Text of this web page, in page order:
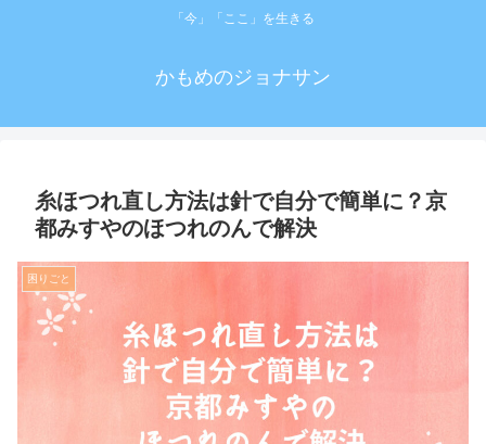
「今」「ここ」を生きる
かもめのジョナサン
糸ほつれ直し方法は針で自分で簡単に？京
都みすやのほつれのんで解決
困りごと